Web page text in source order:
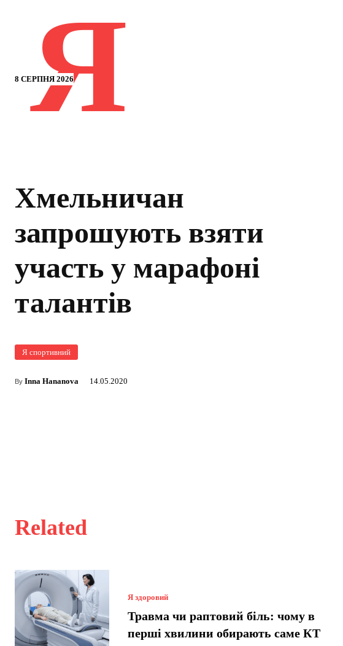
8 СЕРПНЯ 2026
Я
Хмельничан
запрошують взяти
участь у марафоні
талантів
Я спортивний
By Inna Hananova 14.05.2020
Related
Я здоровий
Травма чи раптовий біль: чому в
перші хвилини обирають саме КТ